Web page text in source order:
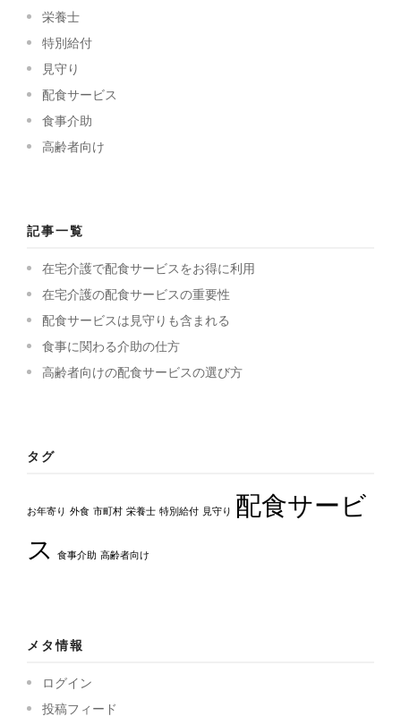
栄養士
特別給付
見守り
配食サービス
食事介助
高齢者向け
記事一覧
在宅介護で配食サービスをお得に利用
在宅介護の配食サービスの重要性
配食サービスは見守りも含まれる
食事に関わる介助の仕方
高齢者向けの配食サービスの選び方
タグ
お年寄り 外食 市町村 栄養士 特別給付 見守り 配食サービ
ス 食事介助 高齢者向け
メタ情報
ログイン
投稿フィード